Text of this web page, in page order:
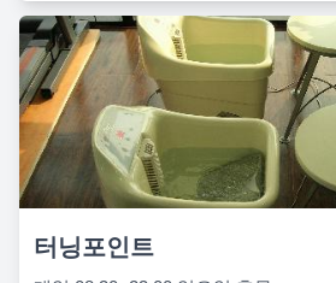
터닝포인트